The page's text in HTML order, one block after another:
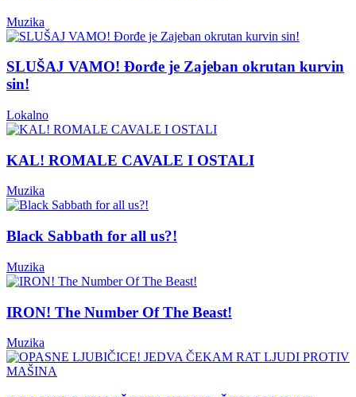
Muzika
SLUŠAJ VAMO! Đorđe je Zajeban okrutan kurvin
sin!
Lokalno
KAL! ROMALE CAVALE I OSTALI
Muzika
Black Sabbath for all us?!
Muzika
IRON! The Number Of The Beast!
Muzika